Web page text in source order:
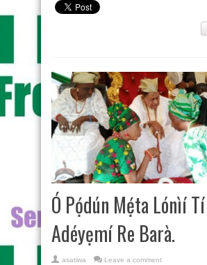
Ó Pọ́dún Mẹ́ta Lónìí
Adéyẹmí Re Barà.
asatiwa Leave a comment